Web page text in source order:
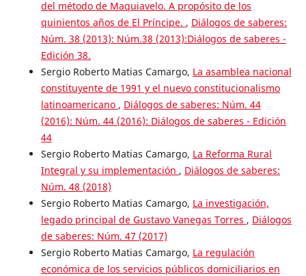
del método de Maquiavelo. A propósito de los
quinientos años de El Príncipe. , Diálogos de saberes:
Núm. 38 (2013): Núm.38 (2013):Diálogos de saberes -
Edición 38.
Sergio Roberto Matias Camargo, La asamblea nacional
constituyente de 1991 y el nuevo constitucionalismo
latinoamericano , Diálogos de saberes: Núm. 44
(2016): Núm. 44 (2016): Diálogos de saberes - Edición
44
Sergio Roberto Matias Camargo, La Reforma Rural
Integral y su implementación , Diálogos de saberes:
Núm. 48 (2018)
Sergio Roberto Matias Camargo, La investigación,
legado principal de Gustavo Vanegas Torres , Diálogos
de saberes: Núm. 47 (2017)
Sergio Roberto Matias Camargo, La regulación
económica de los servicios públicos domiciliarios en